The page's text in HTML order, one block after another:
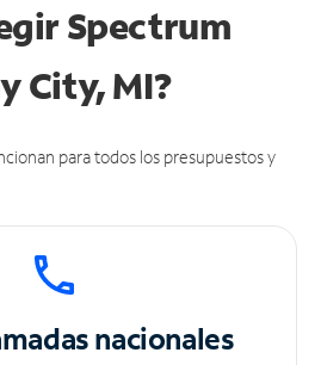
Spectrum
City, MI?
para todos los presupuestos y
nacionales